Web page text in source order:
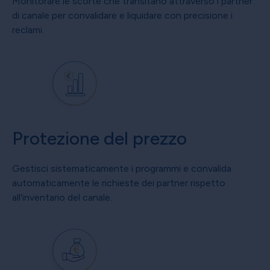
di canale per convalidare e liquidare con precisione i
reclami.
Protezione del prezzo
Gestisci sistematicamente i programmi e convalida
automaticamente le richieste dei partner rispetto
all'inventario del canale.